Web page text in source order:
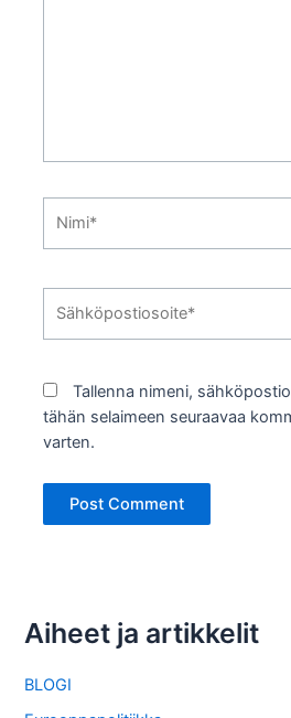
Tallenna nimeni,
tähän selaimeen seuraavaa
varten.
Aiheet ja artikkelit
BLOGI